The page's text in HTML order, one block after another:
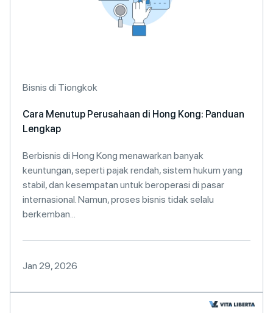
Bisnis di Tiongkok
Cara Menutup Perusahaan di Hong Kong: Panduan
Lengkap
Berbisnis di Hong Kong menawarkan banyak
keuntungan, seperti pajak rendah, sistem hukum yang
stabil, dan kesempatan untuk beroperasi di pasar
internasional. Namun, proses bisnis tidak selalu
berkemban...
Jan 29, 2026